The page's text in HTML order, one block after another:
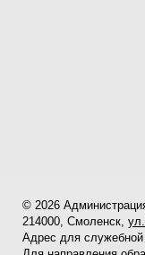
© 2026
214000, Смоленск,
Адрес для